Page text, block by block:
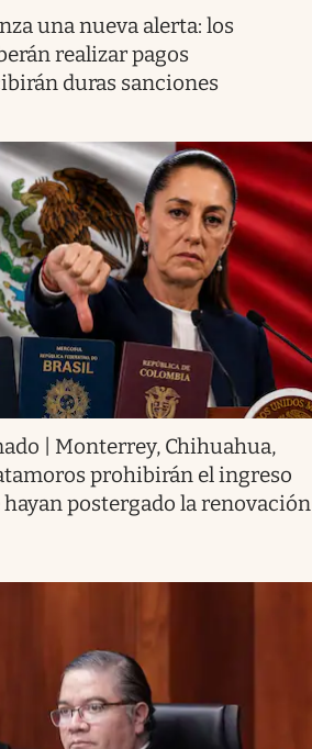
una nueva alerta: los
realizar pagos
duras sanciones
| Monterrey, Chihuahua,
prohibirán el ingreso
postergado la renovación